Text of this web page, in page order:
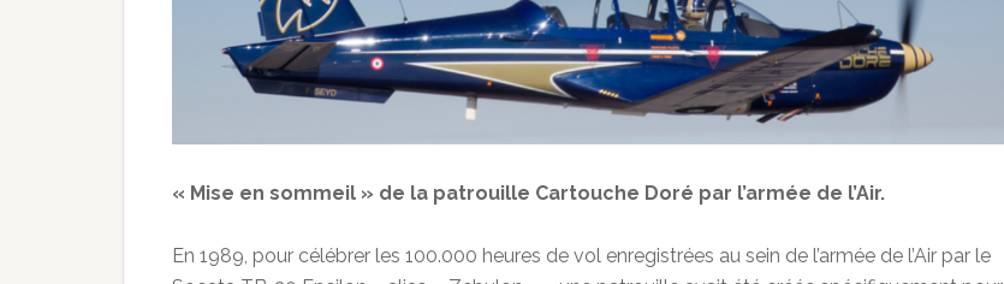
« Mise en sommeil » de la patrouille Cartouche Doré par l’armée de l’Air.
En 1989, pour célébrer les 100.000 heures de vol enregistrées au sein de l’armée de l’Air par le